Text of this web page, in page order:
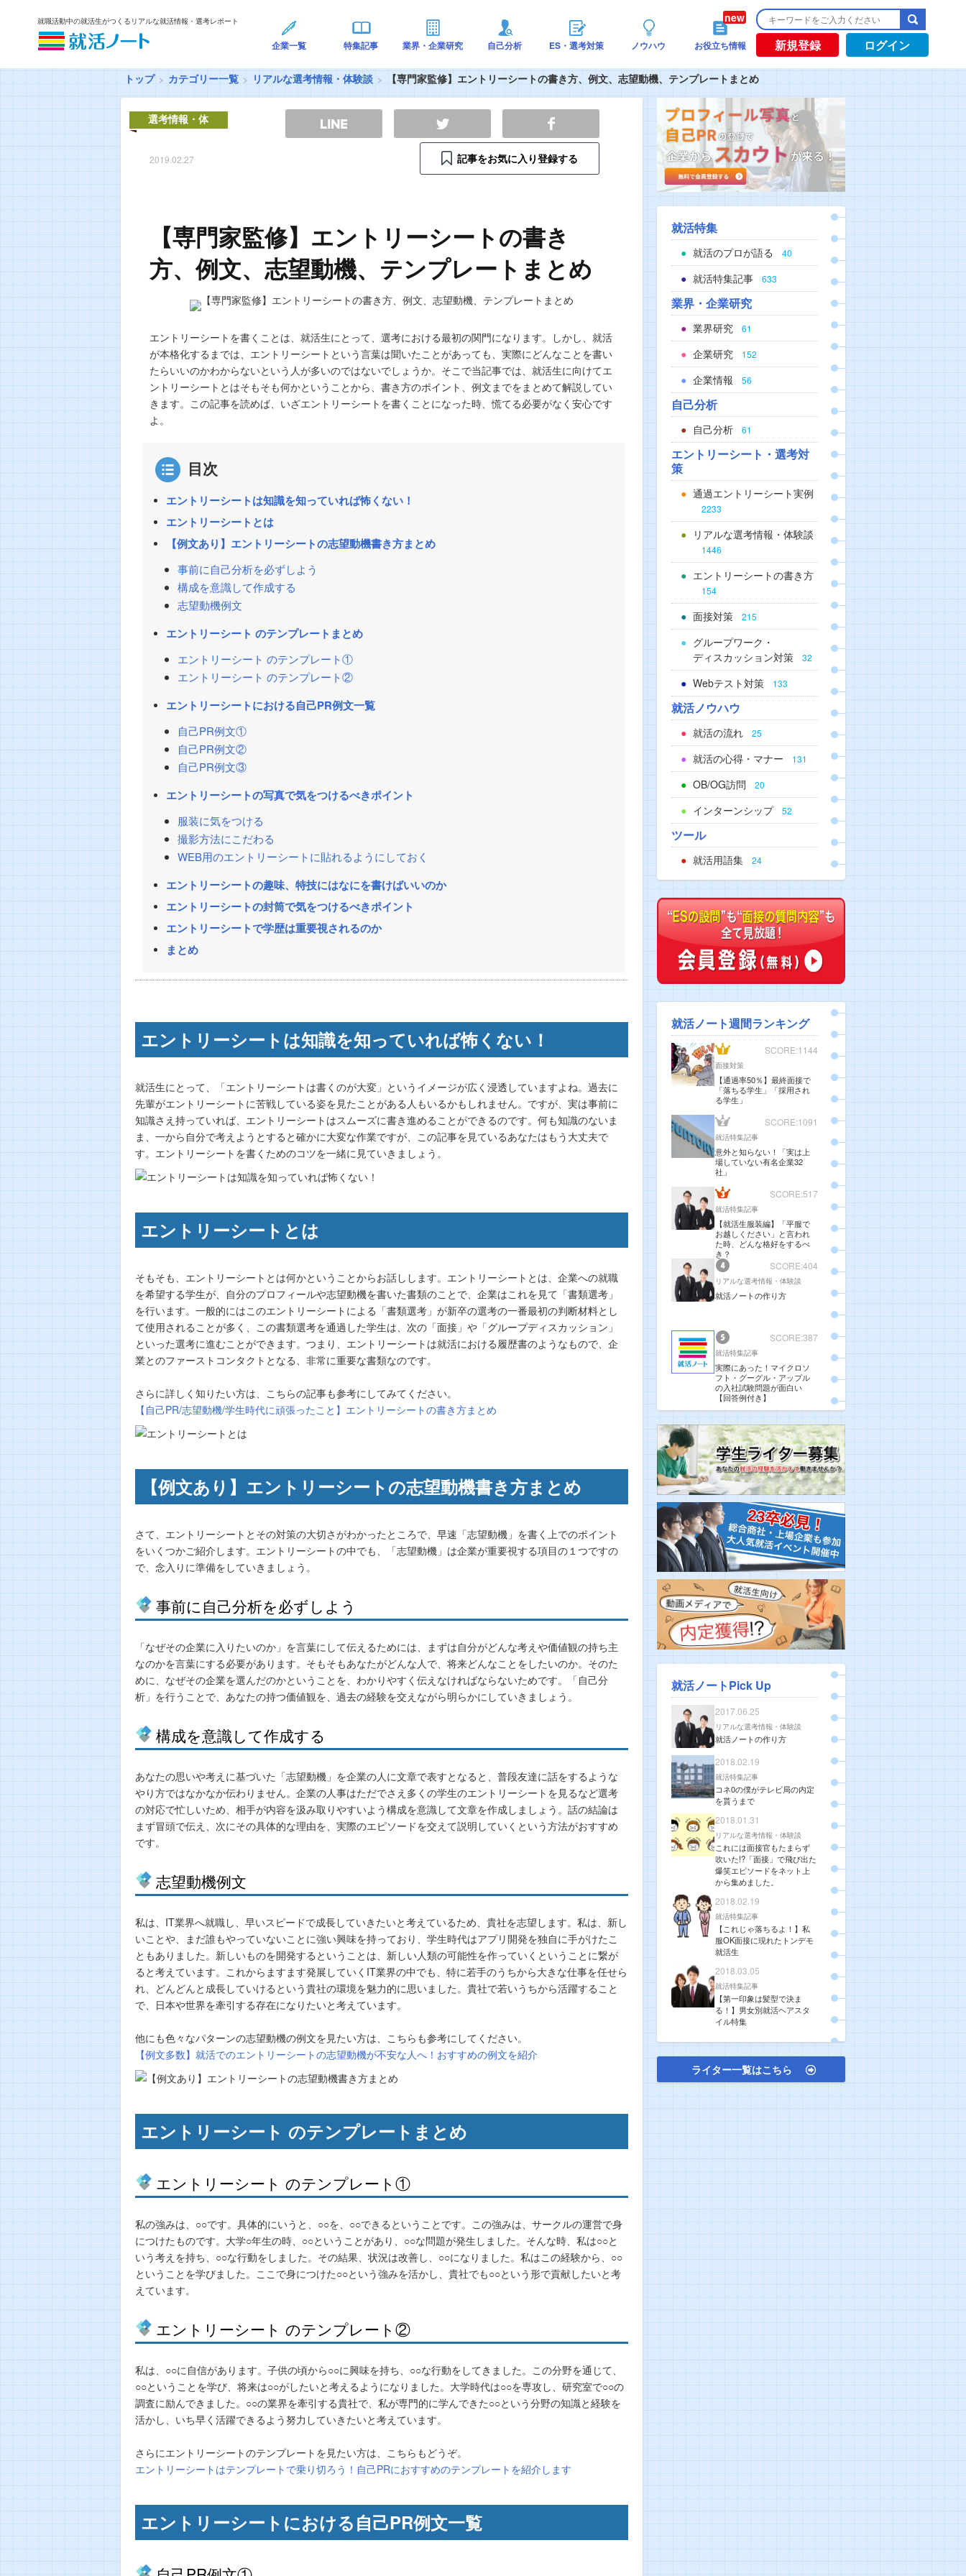
就職活動中の就活生がつくるリアルな就活情報・選考レポート
企業一覧 特集記事 業界・企業研究 自己分析 ES・選考対策 ノウハウ お役立ち情報 新規登録 ログイン
トップ カテゴリー一覧 リアルな選考情報・体験談 【専門家監修】エントリーシートの書き方、例文、志望動機、テンプレートまとめ
選考情報・体
2019.02.27 記事をお気に入り登録する
【専門家監修】エントリーシートの書き
方、例文、志望動機、テンプレートまとめ
エントリーシートを書くことは、就活生にとって、選考における最初の関門になります。しかし、就活
が本格化するまでは、エントリーシートという言葉は聞いたことがあっても、実際にどんなことを書い
たらいいのかわからないという人が多いのではないでしょうか。そこで当記事では、就活生に向けてエ
ントリーシートとはそもそも何かということから、書き方のポイント、例文までをまとめて解説してい
きます。この記事を読めば、いざエントリーシートを書くことになった時、慌てる必要がなく安心です
よ。
目次
エントリーシートは知識を知っていれば怖くない！
エントリーシートとは
【例文あり】エントリーシートの志望動機書き方まとめ
事前に自己分析を必ずしよう
構成を意識して作成する
志望動機例文
エントリーシート のテンプレートまとめ
エントリーシート のテンプレート①
エントリーシート のテンプレート②
エントリーシートにおける自己PR例文一覧
自己PR例文①
自己PR例文②
自己PR例文③
エントリーシートの写真で気をつけるべきポイント
服装に気をつける
撮影方法にこだわる
WEB用のエントリーシートに貼れるようにしておく
エントリーシートの趣味、特技にはなにを書けばいいのか
エントリーシートの封筒で気をつけるべきポイント
エントリーシートで学歴は重要視されるのか
まとめ
エントリーシートは知識を知っていれば怖くない！
就活生にとって、「エントリーシートは書くのが大変」というイメージが広く浸透していますよね。過去に
先輩がエントリーシートに苦戦している姿を見たことがある人もいるかもしれません。ですが、実は事前に
知識さえ持っていれば、エントリーシートはスムーズに書き進めることができるのです。何も知識のないま
ま、一から自分で考えようとすると確かに大変な作業ですが、この記事を見ているあなたはもう大丈夫で
す。エントリーシートを書くためのコツを一緒に見ていきましょう。
エントリーシートとは
そもそも、エントリーシートとは何かということからお話しします。エントリーシートとは、企業への就職
を希望する学生が、自分のプロフィールや志望動機を書いた書類のことで、企業はこれを見て「書類選考」
を行います。一般的にはこのエントリーシートによる「書類選考」が新卒の選考の一番最初の判断材料とし
て使用されることが多く、この書類選考を通過した学生は、次の「面接」や「グループディスカッション」
といった選考に進むことができます。つまり、エントリーシートは就活における履歴書のようなもので、企
業とのファーストコンタクトとなる、非常に重要な書類なのです。
さらに詳しく知りたい方は、こちらの記事も参考にしてみてください。
【自己PR/志望動機/学生時代に頑張ったこと】エントリーシートの書き方まとめ
【例文あり】エントリーシートの志望動機書き方まとめ
さて、エントリーシートとその対策の大切さがわかったところで、早速「志望動機」を書く上でのポイント
をいくつかご紹介します。エントリーシートの中でも、「志望動機」は企業が重要視する項目の１つですの
で、念入りに準備をしていきましょう。
事前に自己分析を必ずしよう
「なぜその企業に入りたいのか」を言葉にして伝えるためには、まずは自分がどんな考えや価値観の持ち主
なのかを言葉にする必要があります。そもそもあなたがどんな人で、将来どんなことをしたいのか。そのた
めに、なぜその企業を選んだのかということを、わかりやすく伝えなければならないためです。「自己分
析」を行うことで、あなたの持つ価値観を、過去の経験を交えながら明らかにしていきましょう。
構成を意識して作成する
あなたの思いや考えに基づいた「志望動機」を企業の人に文章で表すとなると、普段友達に話をするような
やり方ではなかなか伝わりません。企業の人事はただでさえ多くの学生のエントリーシートを見るなど選考
の対応で忙しいため、相手が内容を汲み取りやすいよう構成を意識して文章を作成しましょう。話の結論は
まず冒頭で伝え、次にその具体的な理由を、実際のエピソードを交えて説明していくという方法がおすすめ
です。
志望動機例文
私は、IT業界へ就職し、早いスピードで成長していきたいと考えているため、貴社を志望します。私は、新し
いことや、まだ誰もやっていないことに強い興味を持っており、学生時代はアプリ開発を独自に手がけたこ
ともありました。新しいものを開発するということは、新しい人類の可能性を作っていくということに繋が
ると考えています。これからますます発展していくIT業界の中でも、特に若手のうちから大きな仕事を任せら
れ、どんどんと成長していけるという貴社の環境を魅力的に思いました。貴社で若いうちから活躍すること
で、日本や世界を牽引する存在になりたいと考えています。
他にも色々なパターンの志望動機の例文を見たい方は、こちらも参考にしてください。
【例文多数】就活でのエントリーシートの志望動機が不安な人へ！おすすめの例文を紹介
エントリーシート のテンプレートまとめ
エントリーシート のテンプレート①
私の強みは、○○です。具体的にいうと、○○を、○○できるということです。この強みは、サークルの運営で身
につけたものです。大学○年生の時、○○ということがあり、○○な問題が発生しました。そんな時、私は○○と
いう考えを持ち、○○な行動をしました。その結果、状況は改善し、○○になりました。私はこの経験から、○○
ということを学びました。ここで身につけた○○という強みを活かし、貴社でも○○という形で貢献したいと考
えています。
エントリーシート のテンプレート②
私は、○○に自信があります。子供の頃から○○に興味を持ち、○○な行動をしてきました。この分野を通じて、
○○ということを学び、将来は○○がしたいと考えるようになりました。大学時代は○○を専攻し、研究室で○○の
調査に励んできました。○○の業界を牽引する貴社で、私が専門的に学んできた○○という分野の知識と経験を
活かし、いち早く活躍できるよう努力していきたいと考えています。
さらにエントリーシートのテンプレートを見たい方は、こちらもどうぞ。
エントリーシートはテンプレートで乗り切ろう！自己PRにおすすめのテンプレートを紹介します
エントリーシートにおける自己PR例文一覧
就活特集
就活のプロが語る 40
就活特集記事 633
業界・企業研究
業界研究 61
企業研究 152
企業情報 56
自己分析
自己分析 61
エントリーシート・選考対
策
通過エントリーシート実例
2233
リアルな選考情報・体験談
1446
エントリーシートの書き方
154
面接対策 215
グループワーク・
ディスカッション対策
32
Webテスト対策 133
就活ノウハウ
就活の流れ 25
就活の心得・マナー 131
OB/OG訪問 20
インターンシップ 52
ツール
就活用語集 24
就活ノート週間ランキング
SCORE:1144
面接対策
【通過率50％】最終面接で
「落ちる学生」「採用され
る学生」
SCORE:1091
就活特集記事
意外と知らない！「実は上
場していない有名企業32
社」
SCORE:517
就活特集記事
【就活生服装編】「平服で
お越しください」と言われ
た時、どんな格好をするべ
き？
SCORE:404
リアルな選考情報・体験談
就活ノートの作り方
SCORE:387
就活特集記事
実際にあった！マイクロソ
フト・グーグル・アップル
の入社試験問題が面白い
【回答例付き】
就活ノートPick Up
2017.06.25
リアルな選考情報・体験談
就活ノートの作り方
2018.02.19
就活特集記事
コネ0の僕がテレビ局の内定
を貰うまで
2018.01.31
リアルな選考情報・体験談
これには面接官もたまらず
吹いた!?「面接」で飛び出た
爆笑エピソードをネット上
から集めました。
2018.02.19
就活特集記事
【これじゃ落ちるよ！】私
服OK面接に現れたトンデモ
就活生
2018.03.05
就活特集記事
【第一印象は髪型で決ま
る！】男女別就活ヘアスタ
イル特集
ライター一覧はこちら